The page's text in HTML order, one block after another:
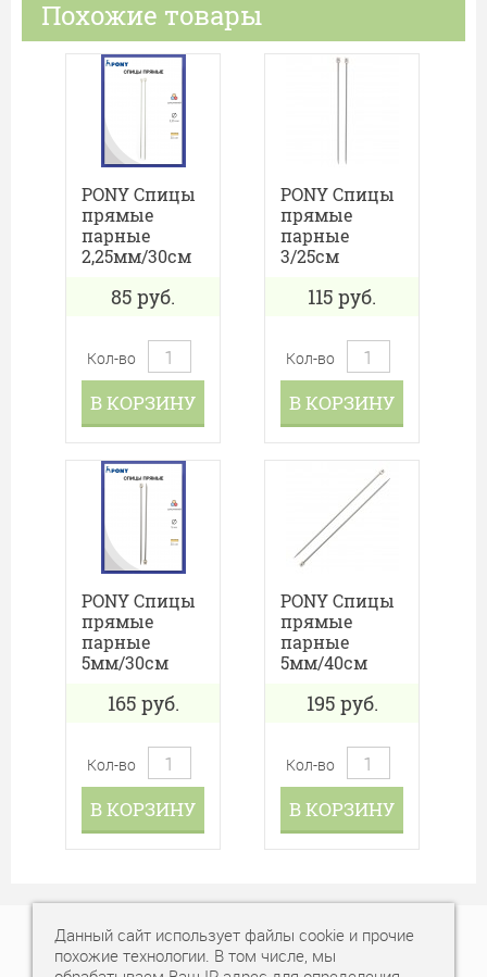
Похожие товары
PONY Спицы
прямые
парные
2,25мм/30см
85 руб.
Кол-во
В КОРЗИНУ
PONY Спицы
прямые
парные
3/25см
115 руб.
Кол-во
В КОРЗИНУ
PONY Спицы
прямые
парные
5мм/30см
165 руб.
Кол-во
В КОРЗИНУ
PONY Спицы
прямые
парные
5мм/40см
195 руб.
Кол-во
В КОРЗИНУ
+7 (343) 378-77-77
Данный сайт использует файлы cookie и прочие
похожие технологии. В том числе, мы